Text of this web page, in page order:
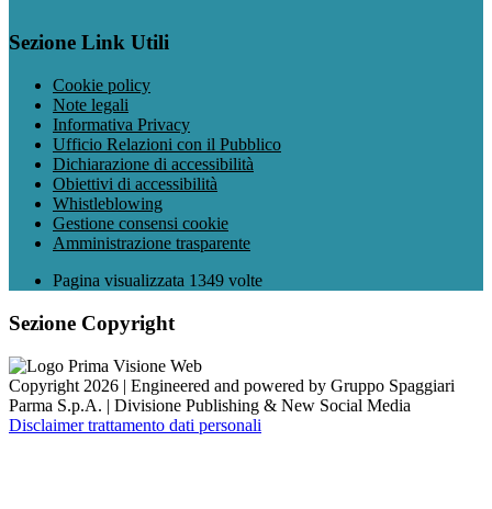
Sezione Link Utili
Cookie policy
Note legali
Informativa Privacy
Ufficio Relazioni con il Pubblico
Dichiarazione di accessibilità
Obiettivi di accessibilità
Whistleblowing
Gestione consensi cookie
Amministrazione trasparente
Pagina visualizzata 1349 volte
Sezione Copyright
Copyright 2026 | Engineered and powered by Gruppo Spaggiari
Parma S.p.A. | Divisione Publishing & New Social Media
Disclaimer trattamento dati personali